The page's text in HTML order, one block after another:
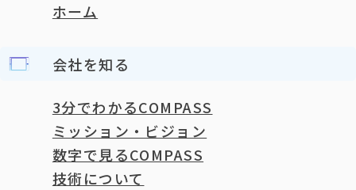
ホーム
会社を知る
3分でわかるCOMPASS
ミッション・ビジョン
数字で見るCOMPASS
技術について